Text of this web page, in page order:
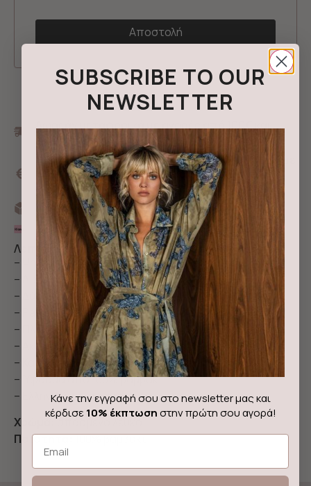
Δωρεάν μεταφορικά με αγορές από 100€ και
10% έκπτωση σε νέους κωδικούς για πληρωμή με
κάρτα ή άμεση τραπεζική κατάθεση με τον
κωδικό NEWIN
Αποστολή με Box now
3 άτοκες δόσεις με Klarna
Λεπτομέρειες & περιγραφή
– Ψηλόμεσο παντελόνι με φαρδύ πόδι
– Διχρωμία στο γαζί
– Δύο πλαϊνές ένθετες τσέπες και δύο πίσω τσέπες
– Patch λογότυπου στο πίσω μέρος
– Πλευρικές σχισμές
– Ακατέργαστο στρίφωμα με ξεφτισμένη άκρη
– Κανονική εφαρμογή
– Ύφασμα από 100% βαμβάκι
– Ελληνική κατασκευή
Χρώμα: σπασμένο λευκό
Ποιότητα:100% βαμβάκι
SUBSCRIBE TO OUR
NEWSLETTER
Κάνε την εγγραφή σου στο newsletter μας και
κέρδισε 10% έκπτωσηστην πρώτη σου αγορά!
Email